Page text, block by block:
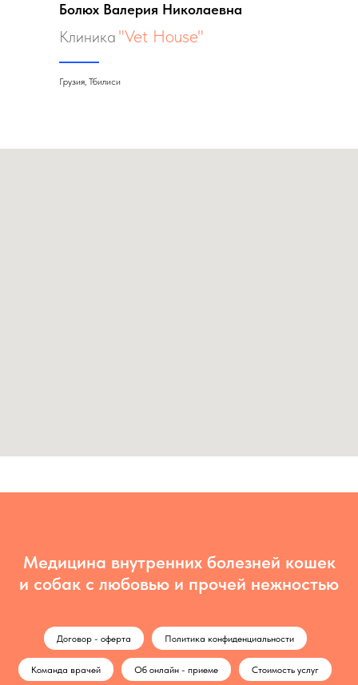
Болюх Валерия Николаевна
Клиника "Vet House"
Грузия, Тбилиси
Медицина внутренних болезней кошек
и собак с любовью и прочей нежностью
Договор - оферта Политика конфиденциальности
Команда врачей Об онлайн - приеме Стоимость услуг